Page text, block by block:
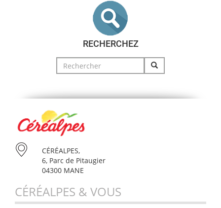
RECHERCHEZ
Search
for:
CÉRÉALPES,
6, Parc de Pitaugier
04300 MANE
CÉRÉALPES & VOUS